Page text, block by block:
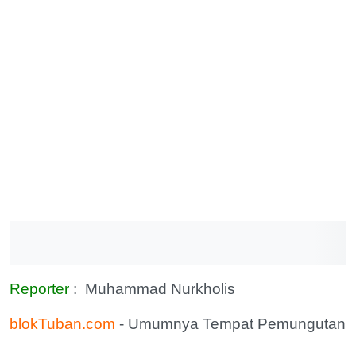
Reporter : Muhammad Nurkholis
blokTuban.com - Umumnya Tempat Pemungutan